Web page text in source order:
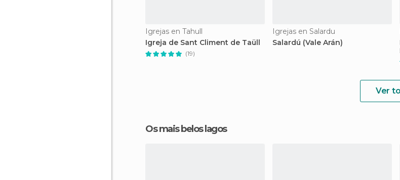
Igrejas en Tahull
Igreja de Sant Climent de Taüll
(19)
Igrejas en Salardu
Salardú (Vale Arán)
Ver
Os mais belos lagos